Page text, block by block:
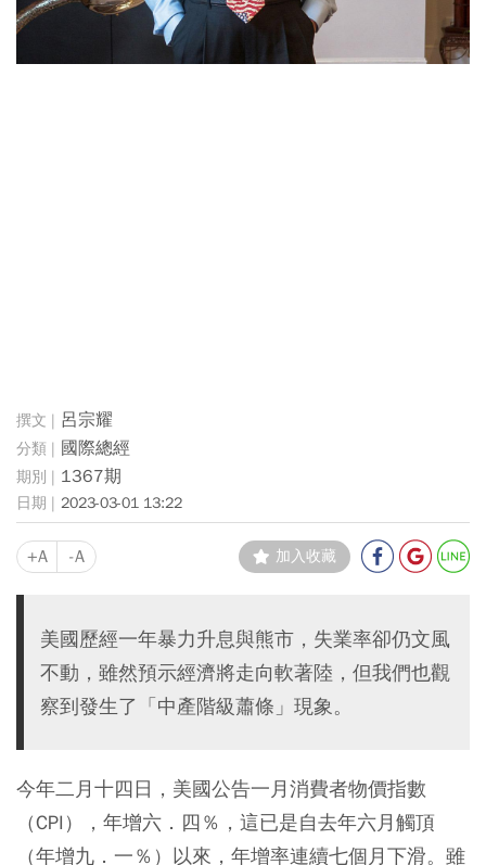
呂宗耀
國際總經
1367期
2023-03-01 13:22
+A -A 加入收藏
美國歷經一年暴力升息與熊市，失業率卻仍文風
不動，雖然預示經濟將走向軟著陸，但我們也觀
察到發生了「中產階級蕭條」現象。
今年二月十四日，美國公告一月消費者物價指數
（CPI），年增六．四％，這已是自去年六月觸頂
（年增九．一％）以來，年增率連續七個月下滑。雖